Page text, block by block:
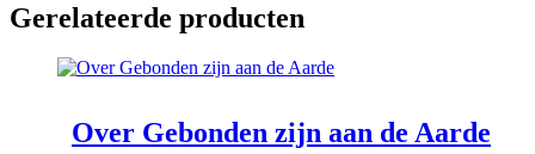
Gerelateerde producten
Over Gebonden zijn aan de Aarde